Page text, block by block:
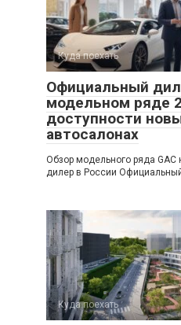
Куда поехать
Официальный
модельном ряде
доступности
автосалонах
Обзор модельного ряда
дилер в России
Куда поехать